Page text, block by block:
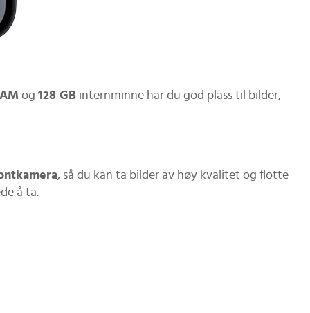
og 128 GB internminne har du god plass til bilder,
, så du kan ta bilder av høy kvalitet og flotte
å ta.